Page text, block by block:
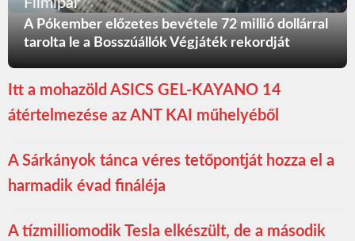
Filmipar
A Pókember előzetes bevétele 72 millió dollárral
tarolta le a Bosszúállók Végjáték rekordját
Itt a mohazöld ASICS GEL-KAYANO 14
átértelmezése az ANT KAI műhelyéből
A Sárkányok tánca véres tetőpontját hozza el a
harmadik évad fináléja
A tízmilliomodik Tesla elkészült, de a második